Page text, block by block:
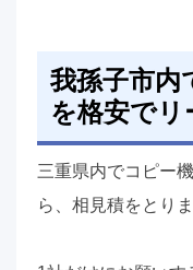
我孫子市内
を格安で
三重県内でコピー
ら、相見積をとりま